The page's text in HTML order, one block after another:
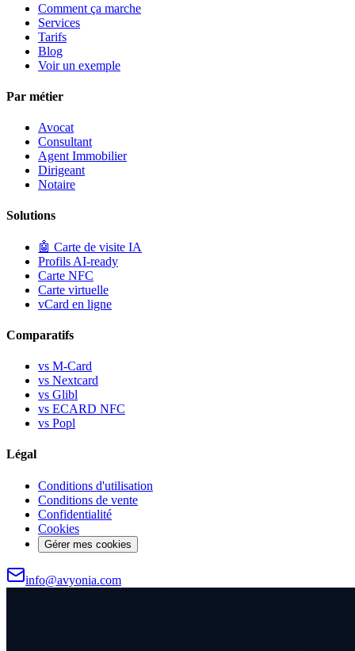
Comment ça marche
Services
Tarifs
Blog
Voir un exemple
Par métier
Avocat
Consultant
Agent Immobilier
Dirigeant
Notaire
Solutions
🤖 Carte de visite IA
Profils AI-ready
Carte NFC
Carte virtuelle
vCard en ligne
Comparatifs
vs M-Card
vs Nextcard
vs Glibl
vs ECARD NFC
vs Popl
Légal
Conditions d'utilisation
Conditions de vente
Confidentialité
Cookies
Gérer mes cookies
info@avyonia.com